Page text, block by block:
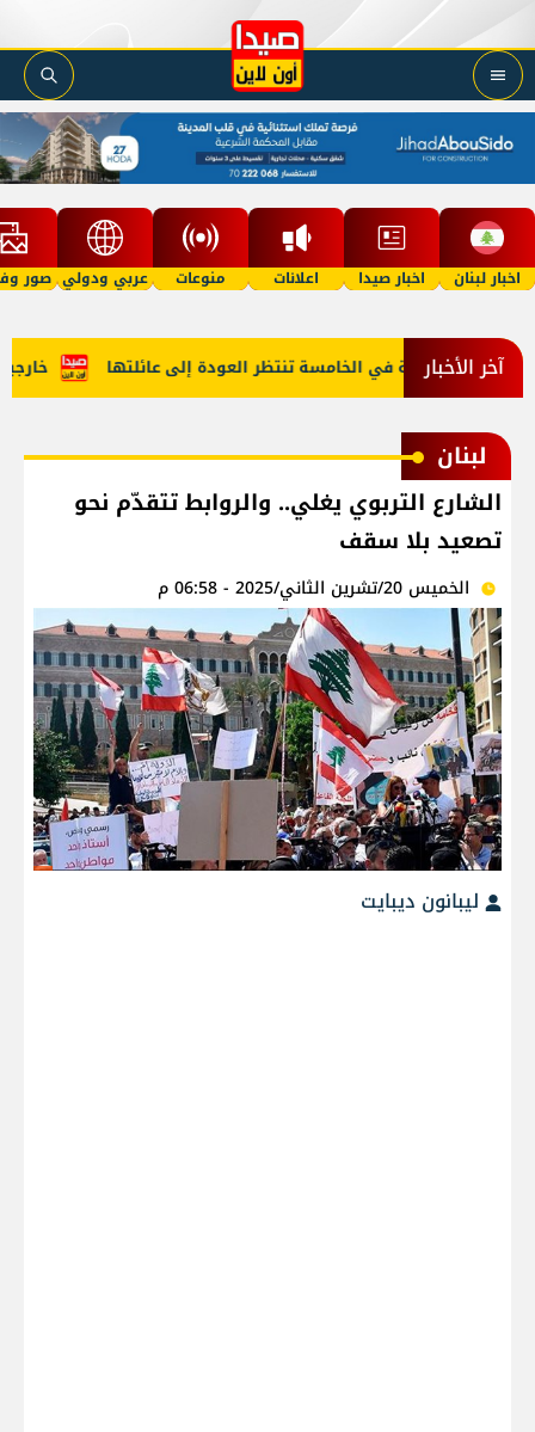
اخبار لبنان اخبار صيدا اعلانات منوعات عربي ودولي صور
آخر الأخبار خارجية "أمل"؟ طفلة في الخامسة تنتظر العودة إلى عائلتها
لبنان
الشارع التربوي يغلي.. والروابط تتقدّم نحو
تصعيد بلا سقف
الخميس 20/تشرين الثاني/2025 - 06:58 م
ليبانون ديبايت